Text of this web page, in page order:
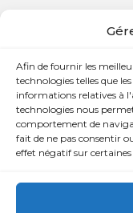
Afin de fournir les
technologies telles que
informations relatives à
technologies nous
comportement de
fait de ne pas consentir
effet négatif sur
Contact
 450

765, rue